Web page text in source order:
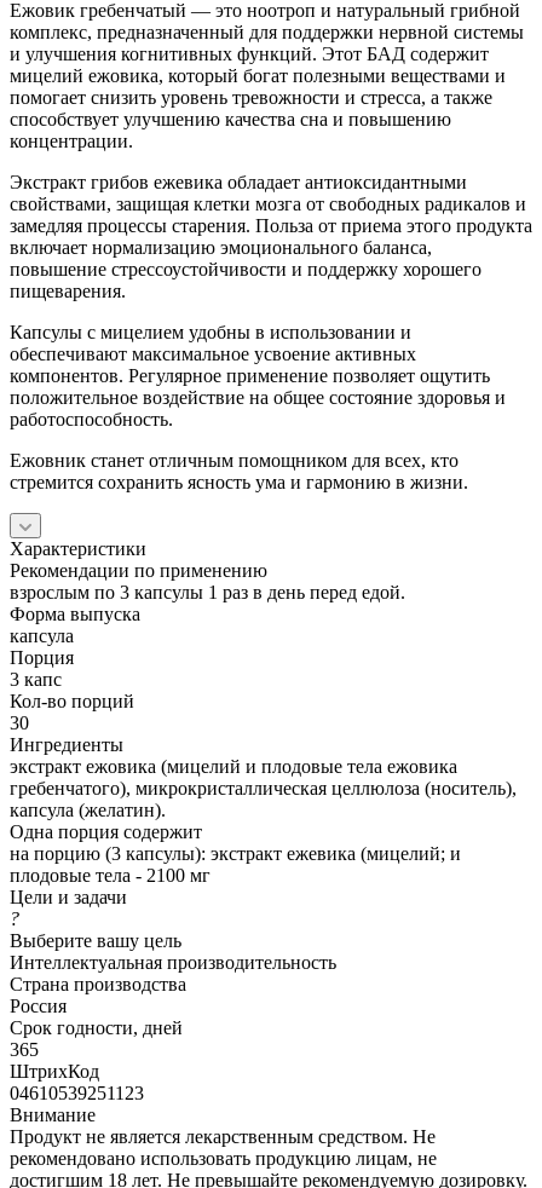
Ежовик гребенчатый — это ноотроп и натуральный грибной
комплекс, предназначенный для поддержки нервной системы
и улучшения когнитивных функций. Этот БАД содержит
мицелий ежовика, который богат полезными веществами и
помогает снизить уровень тревожности и стресса, а также
способствует улучшению качества сна и повышению
концентрации.
Экстракт грибов ежевика обладает антиоксидантными
свойствами, защищая клетки мозга от свободных радикалов и
замедляя процессы старения. Польза от приема этого продукта
включает нормализацию эмоционального баланса,
повышение стрессоустойчивости и поддержку хорошего
пищеварения.
Капсулы с мицелием удобны в использовании и
обеспечивают максимальное усвоение активных
компонентов. Регулярное применение позволяет ощутить
положительное воздействие на общее состояние здоровья и
работоспособность.
Ежовник станет отличным помощником для всех, кто
стремится сохранить ясность ума и гармонию в жизни.
Характеристики
Рекомендации по применению
взрослым по 3 капсулы 1 раз в день перед едой.
Форма выпуска
капсула
Порция
3 капс
Кол-во порций
30
Ингредиенты
экстракт ежовика (мицелий и плодовые тела ежовика
гребенчатого), микрокристаллическая целлюлоза (носитель),
капсула (желатин).
Одна порция содержит
на порцию (3 капсулы): экстракт ежевика (мицелий; и
плодовые тела - 2100 мг
Цели и задачи
?
Выберите вашу цель
Интеллектуальная производительность
Страна производства
Россия
Срок годности, дней
365
ШтрихКод
04610539251123
Внимание
Продукт не является лекарственным средством. Не
рекомендовано использовать продукцию лицам, не
достигшим 18 лет. Не превышайте рекомендуемую дозировку.